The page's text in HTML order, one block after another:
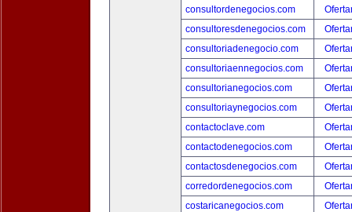
consultordenegocios.com
consultoresdenegocios.com
consultoriadenegocio.com
consultoriaennegocios.com
consultorianegocios.com
consultoriaynegocios.com
contactoclave.com
contactodenegocios.com
contactosdenegocios.com
corredordenegocios.com
costaricanegocios.com